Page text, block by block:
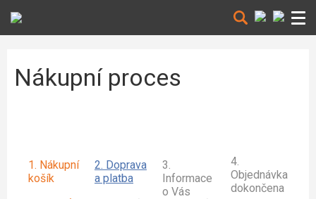
Nákupní proces
1. Nákupní
košík
2. Doprava
a platba
3.
Informace
o Vás
4.
Objednávka
dokončena